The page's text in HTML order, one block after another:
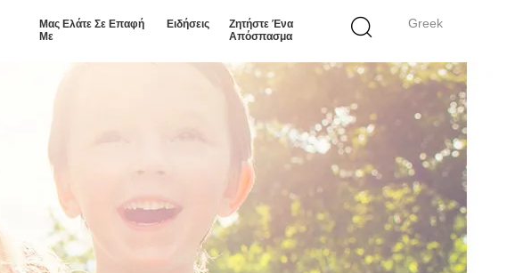
Greek
Μας Ελάτε Σε Επαφή
Με
Ειδήσεις
Ζητήστε Ένα
Απόσπασμα